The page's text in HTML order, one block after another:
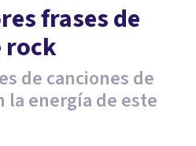
frases de
rock
de canciones de
la energía de este